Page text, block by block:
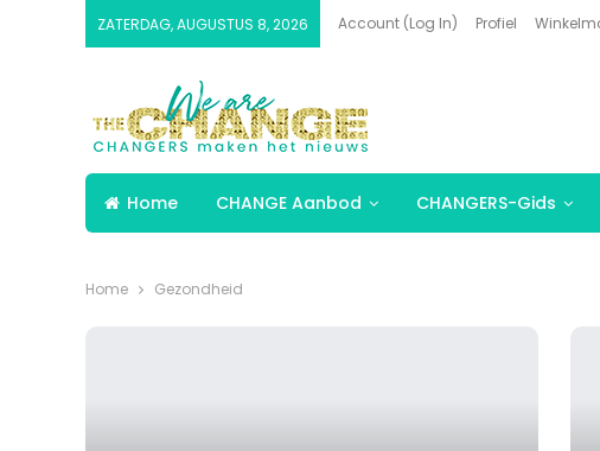
ZATERDAG, AUGUSTUS 8, 2026 Account (Log In) Profiel
Home CHANGE Aanbod CHANGERS-Gids
Home Gezondheid